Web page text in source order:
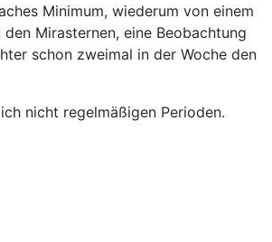
Minimum, wiederum von einem
Mirasternen, eine Beobachtung
schon zweimal in der Woche den
nicht regelmäßigen Perioden.